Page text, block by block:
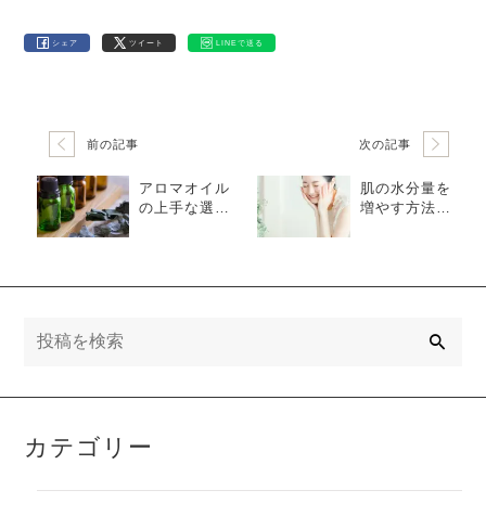
シェア ツイート LINEで送る
前の記事
アロマオイル
の上手な選び
説
次の記事
肌の水分量を
増やす方法！
カテゴリー